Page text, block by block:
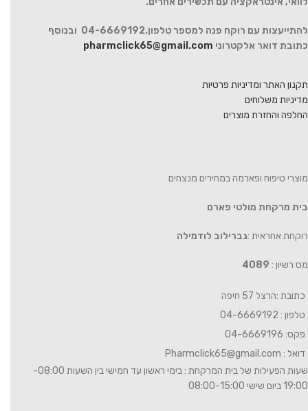
להתייעצות עם רוקח פנה למספר טלפון.04-6669192 ובנוסף
כתובת דואר אלקטרוני pharmclick65@gmail.com
תקנון האתר ומדיניות פרטיות
מדיניות משלוחים
החלפה והחזרת מוצרים
מוצרי טיפוח ופארמה במחירים מנצחים
בית מרקחת מולטי פארם
רוקחת אחראית :גברילוב לודמילה
מס רשיון : 4089
כתובת :הרצל 57 חיפה
טלפון : 04-6669192
פקס: 04-6669196
דואל : Pharmclick65@gmail.com
שעות הפעילות של בית המרקחת : בימי ראשון עד חמישי בין השעות 08:00-
19:00 ביום שישי 08:00-15:00